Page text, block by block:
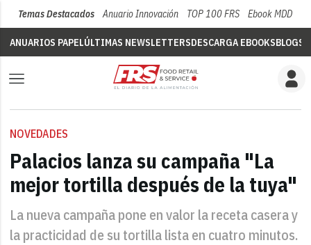
Temas Destacados Anuario Innovación TOP 100 FRS Ebook MDD
ANUARIOS PAPELÚLTIMAS NEWSLETTERSDESCARGA EBOOKSBLOGS
NOVEDADES
Palacios lanza su campaña "La
mejor tortilla después de la tuya"
La nueva campaña pone en valor la receta casera y
la practicidad de su tortilla lista en cuatro minutos.